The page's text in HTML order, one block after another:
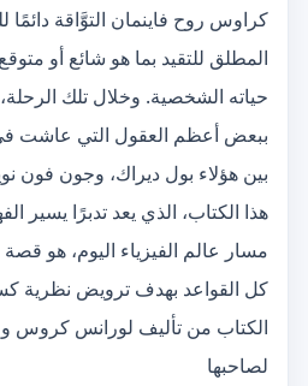
كراوس روح فاينمان التوَّاقة
المطلق للتقيد بما هو شائع أو
حياته الشخصية. وخلال تلك
ببعض أعظم العقول التي عاشت
بين هؤلاء بول ديراك، وجون فون
هذا الكتاب، الذي يعد تدبرًا يسير
مسار عالم الفيزياء اليوم، هو
كل القواعد بهدف ترويض نظرية
الكتاب من تأليف لورانس كروس
لصاحبها